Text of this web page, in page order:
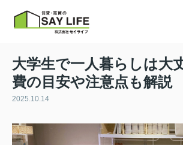
大学生で一人暮らしは大
費の目安や注意点も解説
2025.10.14